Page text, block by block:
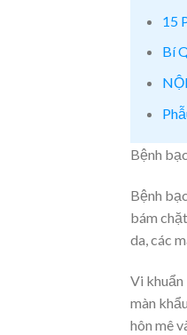
15
Bí
Bệnh
Bệnh
bám
da, các
Vi khuẩn
màn
hôn mê